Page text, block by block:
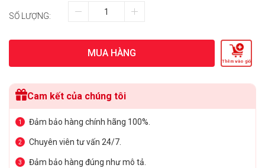
SỐ LƯỢNG:
MUA HÀNG
Thêm vào giỏ
Cam kết của chúng tôi
1 Đảm bảo hàng chính hãng 100%.
2 Chuyên viên tư vấn 24/7.
3 Đảm bảo hàng đúng như mô tả.